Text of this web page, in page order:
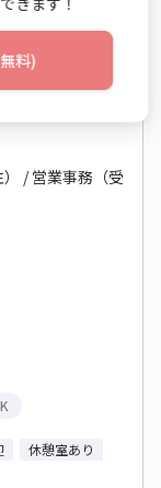
No：TS26-0607666
/ 営業事務（受
休憩室あり
料)